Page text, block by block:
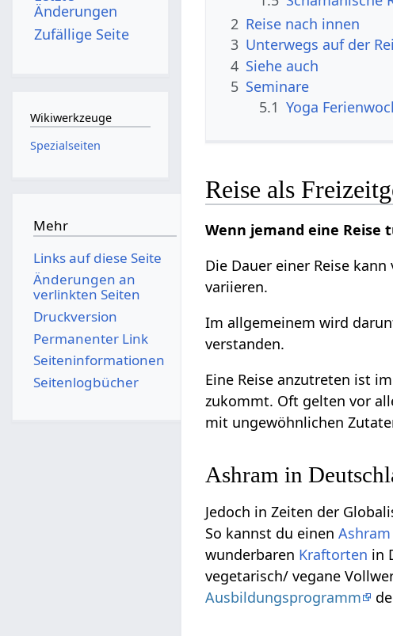
2 Reise nach innen
3 Unterwegs auf der
4 Siehe auch
5 Seminare
5.1 Yoga
Reise als
Wenn jemand eine Reise
Die Dauer einer Reise
variieren.
Im allgemeinem wird
verstanden.
Eine Reise anzutreten ist
zukommt. Oft gelten vor
mit ungewöhnlichen
Ashram in
Jedoch in Zeiten der
So kannst du einenAshram
wunderbaren Kraftorten in
vegetarisch/ vegane
Ausbildungsprogramm
Änderungen
Zufällige Seite
Wikiwerkzeuge
Spezialseiten
Mehr
Links auf diese Seite
Änderungen an
verlinkten Seiten
Druckversion
Permanenter Link
Seiten­­informationen
Seitenlogbücher